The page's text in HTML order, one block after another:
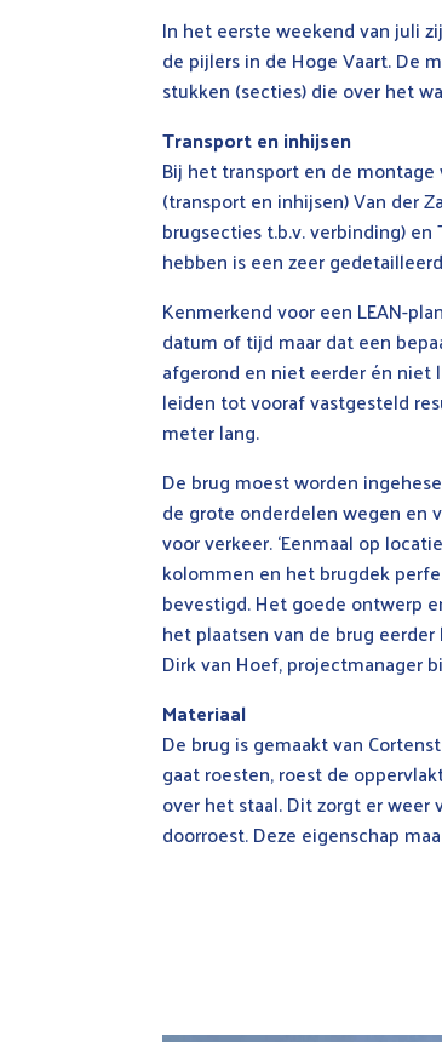
In het eerste weekend van juli
de pijlers in de Hoge Vaart. De
stukken (secties) die over het
Transport en inhijsen
Bij het transport en de
(transport en inhijsen) Van der
brugsecties t.b.v. verbinding)
hebben is een zeer
Kenmerkend voor een LEAN-
datum of tijd maar dat een
afgerond en niet eerder én niet
leiden tot vooraf vastgesteld
meter lang.
De brug moest worden
de grote onderdelen wegen
voor verkeer. ‘Eenmaal op
kolommen en het brugdek
bevestigd. Het goede ontwerp
het plaatsen van de brug
Dirk van Hoef, projectmanager
Materiaal
De brug is gemaakt van
gaat roesten, roest de
over het staal. Dit zorgt er
doorroest. Deze eigenschap